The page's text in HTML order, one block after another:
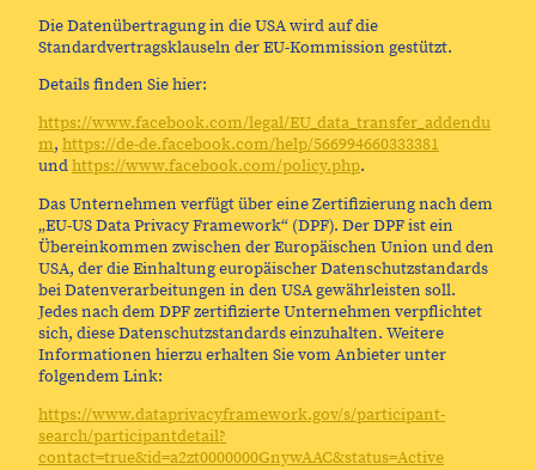
Die Datenübertragung in die USA wird auf die
Standardvertragsklauseln der EU-Kommission gestützt.
Details finden Sie hier:
https://www.facebook.com/legal/EU_data_transfer_addendu
m, https://de-de.facebook.com/help/566994660333381
undhttps://www.facebook.com/policy.php.
Das Unternehmen verfügt über eine Zertifizierung nach dem
„EU-US Data Privacy Framework“ (DPF). Der DPF ist ein
Übereinkommen zwischen der Europäischen Union und den
USA, der die Einhaltung europäischer Datenschutzstandards
bei Datenverarbeitungen in den USA gewährleisten soll.
Jedes nach dem DPF zertifizierte Unternehmen verpflichtet
sich, diese Datenschutzstandards einzuhalten. Weitere
Informationen hierzu erhalten Sie vom Anbieter unter
folgendem Link:
https://www.dataprivacyframework.gov/s/participant-
search/participantdetail?
contact=true&id=a2zt0000000GnywAAC&status=Active